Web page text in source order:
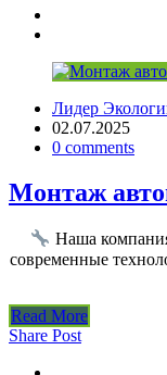
Лидер
02.07.2025
0 comments
Монтаж
Наша
современные
Read More
Share Post